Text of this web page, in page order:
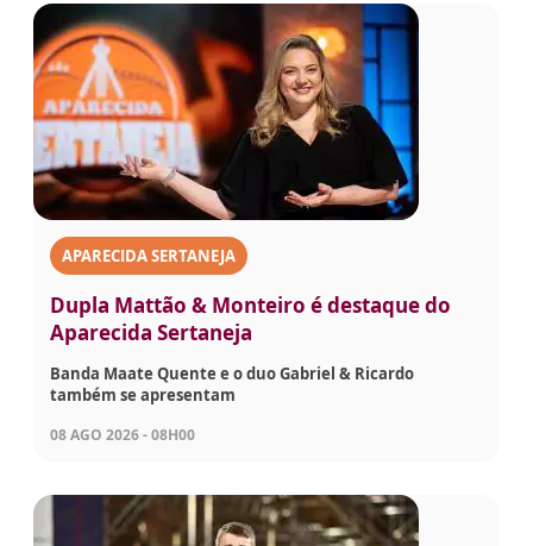
APARECIDA SERTANEJA
Dupla Mattão & Monteiro é destaque do
Aparecida Sertaneja
Banda Maate Quente e o duo Gabriel & Ricardo
também se apresentam
08 AGO 2026 - 08H00